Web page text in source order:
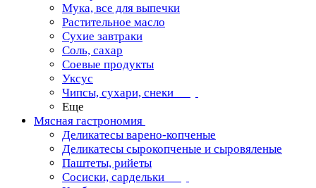
Мука, все для выпечки
Растительное масло
Сухие завтраки
Соль, сахар
Соевые продукты
Уксус
Чипсы, сухари, снеки
Еще
Мясная гастрономия
Деликатесы варено-копченые
Деликатесы сырокопченые и сыровяленые
Паштеты, рийеты
Сосиски, сардельки